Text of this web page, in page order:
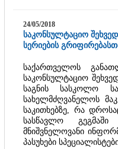
24/05/2018
საკონსულტაციო
სერიების
საქართველოს
საკონსულტაციო
საგნის სასკოლო
სახელმძღვანელოს
საკითხებზე, რა
სასწავლო
მნიშვნელოვანი
პასუხები